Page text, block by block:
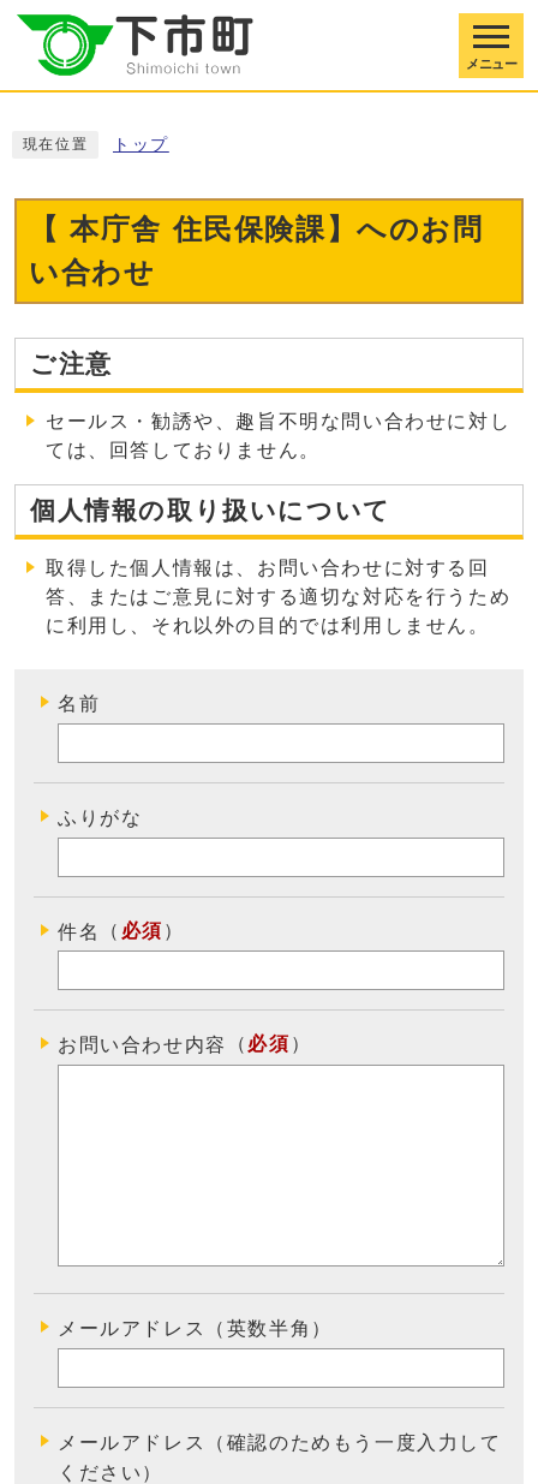
メニュー
現在位置 トップ
【 本庁舎 住民保険課】へのお問
い合わせ
ご注意
セールス・勧誘や、趣旨不明な問い合わせに対し
ては、回答しておりません。
個人情報の取り扱いについて
取得した個人情報は、お問い合わせに対する回
答、またはご意見に対する適切な対応を行うため
に利用し、それ以外の目的では利用しません 。
名前
ふりがな
件名 （ 必須 ）
お問い合わせ内容 （ 必須 ）
メールアドレス（英数半角）
メールアドレス（確認のためもう一度入力して
ください）